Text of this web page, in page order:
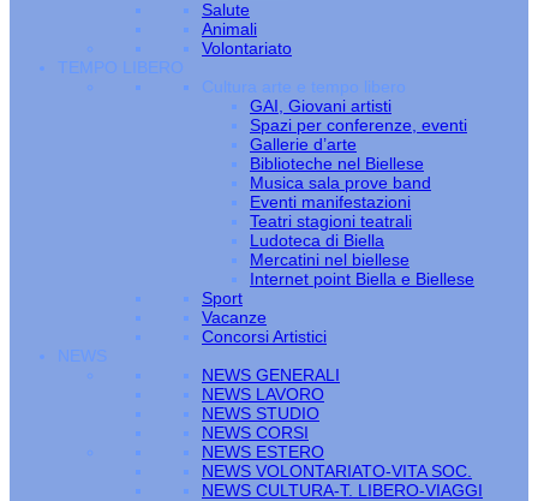
Salute
Animali
Volontariato
TEMPO LIBERO
Cultura arte e tempo libero
GAI, Giovani artisti
Spazi per conferenze, eventi
Gallerie d’arte
Biblioteche nel Biellese
Musica sala prove band
Eventi manifestazioni
Teatri stagioni teatrali
Ludoteca di Biella
Mercatini nel biellese
Internet point Biella e Biellese
Sport
Vacanze
Concorsi Artistici
NEWS
NEWS GENERALI
NEWS LAVORO
NEWS STUDIO
NEWS CORSI
NEWS ESTERO
NEWS VOLONTARIATO-VITA SOC.
NEWS CULTURA-T. LIBERO-VIAGGI